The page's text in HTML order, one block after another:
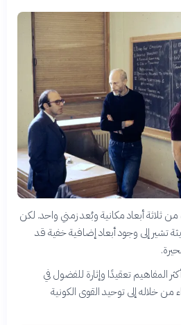
ثلاثة أبعاد مكانية وبُعد زمني واحد. لكن
تشير إلى وجود أبعاد إضافية خفية قد
المفاهيم تعقيدًا وإثارة للفضول في
من خلاله إلى توحيد القوى الكونية